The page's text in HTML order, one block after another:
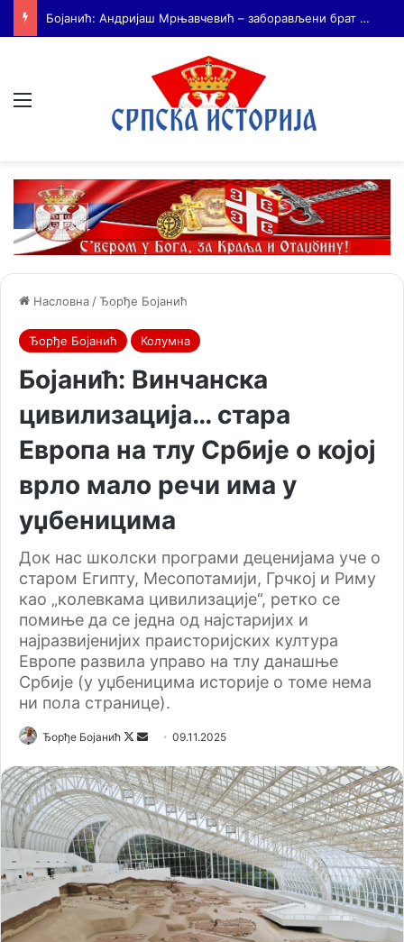
На Дражин дан у Лондону обележено 80. година од мучког убиства генерала Драгољуба Драже Михаиловића
Насловна /Ђорђе Бојанић
Ђорђе Бојанић Колумна
Бојанић: Винчанска
цивилизација… стара
Европа на тлу Србије о којој
врло мало речи има у
уџбеницима
Док нас школски програми деценијама уче о
старом Египту, Месопотамији, Грчкој и Риму
као „колевкама цивилизације“, ретко се
помиње да се једна од најстаријих и
најразвијенијих праисторијских култура
Европе развила управо на тлу данашње
Србије (у уџбеницима историје о томе нема
ни пола странице).
Ђорђе Бојанић
F
l
l
o
w
o
n
X
n
d
a
n
e
m
a
09.11.2025